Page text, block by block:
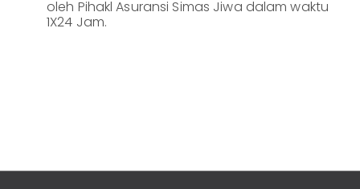
oleh Pihakl Asuransi Simas Jiwa dalam waktu
1X24 Jam.